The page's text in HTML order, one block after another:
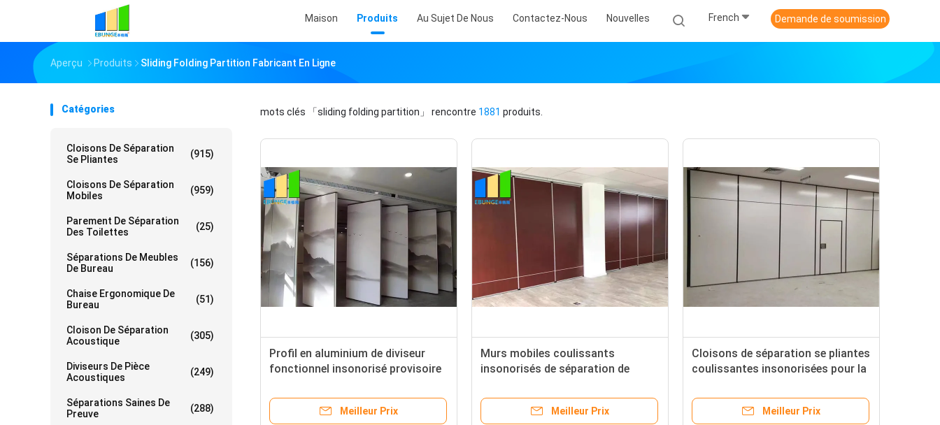
Maison Produits Au Sujet De Nous Contactez-Nous Nouvelles French Demande de soumission
Aperçu Produits Sliding Folding Partition Fabricant En Ligne
Catégories
Cloisons De Séparation
Se Pliantes
(915)
Cloisons De Séparation
Mobiles
(959)
Parement De Séparation
Des Toilettes
(25)
Séparations De Meubles
De Bureau
(156)
Chaise Ergonomique De
Bureau
(51)
Cloison De Séparation
Acoustique
(305)
Diviseurs De Pièce
Acoustiques
(249)
Séparations Saines De
Preuve
(288)
mots clés 「sliding folding partition」 rencontre 1881 produits.
Profil en aluminium de diviseur
fonctionnel insonorisé provisoire
Meilleur Prix
Murs mobiles coulissants
insonorisés de séparation de
salle de classe d'école
Meilleur Prix
Cloisons de séparation se pliantes
coulissantes insonorisées pour la
Meilleur Prix